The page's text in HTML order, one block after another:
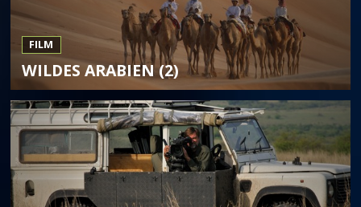
FILM
WILDES ARABIEN (2)